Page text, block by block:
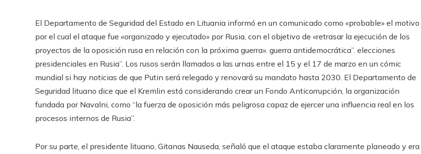
El Departamento de Seguridad del Estado en Lituania informó en un comunicado como «probable» el motivo
por el cual el ataque fue «organizado y ejecutado» por Rusia, con el objetivo de «retrasar la ejecución de los
proyectos de la oposición rusa en relación con la próxima guerra». guerra antidemocrática”. elecciones
presidenciales en Rusia”. Los rusos serán llamados a las urnas entre el 15 y el 17 de marzo en un cómic
mundial si hay noticias de que Putin será relegado y renovará su mandato hasta 2030. El Departamento de
Seguridad lituano dice que el Kremlin está considerando crear un Fondo Anticorrupción, la organización
fundada por Navalni, como “la fuerza de oposición más peligrosa capaz de ejercer una influencia real en los
procesos internos de Rusia”.
Por su parte, el presidente lituano, Gitanas Nauseda, señaló que el ataque estaba claramente planeado y era